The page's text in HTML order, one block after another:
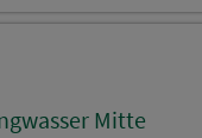
Mitte